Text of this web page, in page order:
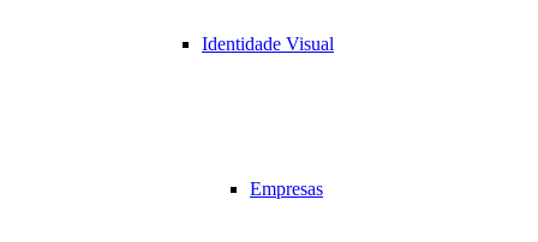
Identidade Visual
Empresas